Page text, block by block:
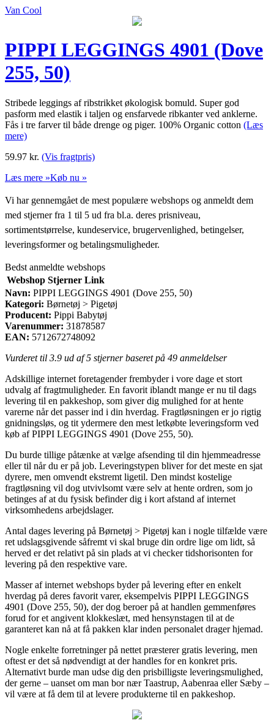
Van Cool
PIPPI LEGGINGS 4901 (Dove
255, 50)
Stribede leggings af ribstrikket økologisk bomuld. Super god
pasform med elastik i taljen og ensfarvede ribkanter ved anklerne.
Fås i tre farver til både drenge og piger. 100% Organic cotton (Læs
mere)
59.97 kr. (Vis fragtpris)
Læs mere »Køb nu »
Vi har gennemgået de mest populære webshops og anmeldt dem
med stjerner fra 1 til 5 ud fra bl.a. deres prisniveau,
sortimentstørrelse, kundeservice, brugervenlighed, betingelser,
leveringsformer og betalingsmuligheder.
Bedst anmeldte webshops
Webshop Stjerner Link
Navn: PIPPI LEGGINGS 4901 (Dove 255, 50)
Kategori: Børnetøj > Pigetøj
Producent: Pippi Babytøj
Varenummer: 31878587
EAN: 5712672748092
Vurderet til 3.9 ud af 5 stjerner baseret på 49 anmeldelser
Adskillige internet foretagender frembyder i vore dage et stort
udvalg af fragtmuligheder. En favorit iblandt mange er nu til dags
levering til en pakkeshop, som giver dig mulighed for at hente
varerne når det passer ind i din hverdag. Fragtløsningen er jo rigtig
gnidningsløs, og tit ydermere den mest letkøbte leveringsform ved
køb af PIPPI LEGGINGS 4901 (Dove 255, 50).
Du burde tillige påtænke at vælge afsending til din hjemmeadresse
eller til når du er på job. Leveringstypen bliver for det meste en sjat
dyrere, men omvendt ekstremt ligetil. Den mindst kostelige
fragtløsning vil dog utvivlsomt være selv at hente ordren, som jo
betinges af at du fysisk befinder dig i kort afstand af internet
virksomhedens arbejdslager.
Antal dages levering på Børnetøj > Pigetøj kan i nogle tilfælde være
ret udslagsgivende såfremt vi skal bruge din ordre lige om lidt, så
herved er det relativt på sin plads at vi checker tidshorisonten for
levering på den respektive vare.
Masser af internet webshops byder på levering efter en enkelt
hverdag på deres favorit varer, eksempelvis PIPPI LEGGINGS
4901 (Dove 255, 50), der dog beroer på at handlen gemmenføres
forud for et angivent klokkeslæt, med hensynstagen til at de
garanteret kan nå at få pakken klar inden personalet drager hjemad.
Nogle enkelte forretninger på nettet præsterer gratis levering, men
oftest er det så nødvendigt at der handles for en konkret pris.
Alternativt burde man udse dig den prisbilligste leveringsmulighed,
der gerne – uanset om man bor nær Taastrup, Aabenraa eller Sæby –
vil være at få dem til at levere produkterne til en pakkeshop.